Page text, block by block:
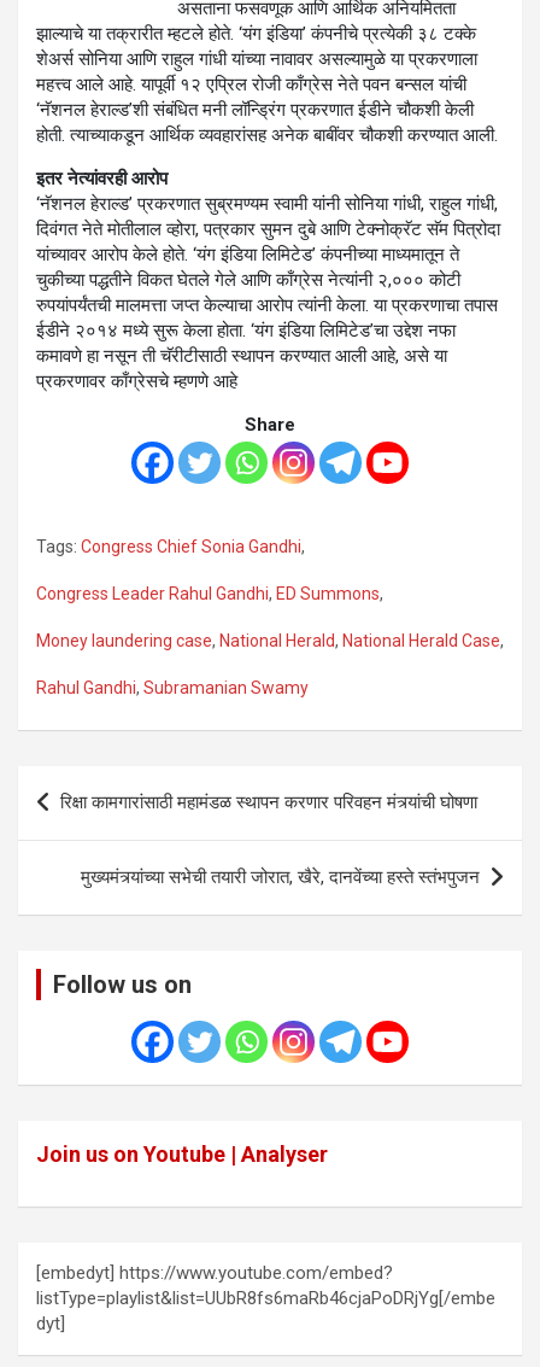
असताना फसवणूक आणि आर्थिक अनियमितता
झाल्याचे या तक्रारीत म्हटले होते. ‘यंग इंडिया’ कंपनीचे प्रत्येकी ३८ टक्के
शेअर्स सोनिया आणि राहुल गांधी यांच्या नावावर असल्यामुळे या प्रकरणाला
महत्त्व आले आहे. यापूर्वी १२ एप्रिल रोजी काँग्रेस नेते पवन बन्सल यांची
‘नॅशनल हेराल्ड’शी संबंधित मनी लॉन्ड्रिंग प्रकरणात ईडीने चौकशी केली
होती. त्याच्याकडून आर्थिक व्यवहारांसह अनेक बाबींवर चौकशी करण्यात आली.
इतर नेत्यांवरही आरोप
‘नॅशनल हेराल्ड’ प्रकरणात सुब्रमण्यम स्वामी यांनी सोनिया गांधी, राहुल गांधी,
दिवंगत नेते मोतीलाल व्होरा, पत्रकार सुमन दुबे आणि टेक्नोक्रॅट सॅम पित्रोदा
यांच्यावर आरोप केले होते. ‘यंग इंडिया लिमिटेड’ कंपनीच्या माध्यमातून ते
चुकीच्या पद्धतीने विकत घेतले गेले आणि काँग्रेस नेत्यांनी २,००० कोटी
रुपयांपर्यंतची मालमत्ता जप्त केल्याचा आरोप त्यांनी केला. या प्रकरणाचा तपास
ईडीने २०१४ मध्ये सुरू केला होता. ‘यंग इंडिया लिमिटेड’चा उद्देश नफा
कमावणे हा नसून ती चॅरीटीसाठी स्थापन करण्यात आली आहे, असे या
प्रकरणावर काँग्रेसचे म्हणणे आहे
Share
Tags: Congress Chief Sonia Gandhi,
Congress Leader Rahul Gandhi, ED Summons,
Money laundering case, National Herald, National Herald Case,
Rahul Gandhi, Subramanian Swamy
Post
navigation
रिक्षा कामगारांसाठी महामंडळ स्थापन करणार परिवहन मंत्र्यांची घोषणा
मुख्यमंत्र्यांच्या सभेची तयारी जोरात, खैरे, दानवेंच्या हस्ते स्तंभपुजन
Follow us on
Join us on Youtube | Analyser
[embedyt] https://www.youtube.com/embed?
listType=playlist&list=UUbR8fs6maRb46cjaPoDRjYg[/embe
dyt]